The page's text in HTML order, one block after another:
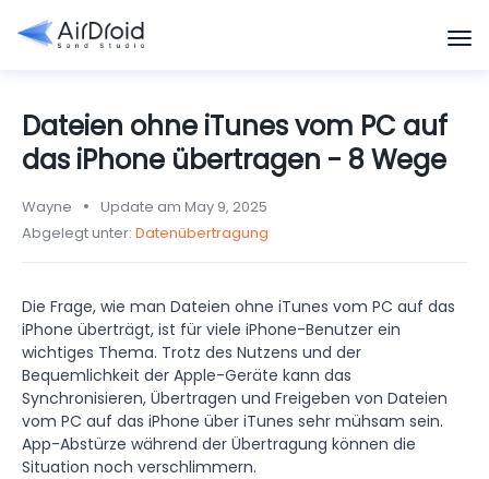
Dateien ohne iTunes vom PC auf
das iPhone übertragen - 8 Wege
Wayne
Update am May 9, 2025
Abgelegt unter: Datenübertragung
Die Frage, wie man Dateien ohne iTunes vom PC auf das
iPhone überträgt, ist für viele iPhone-Benutzer ein
wichtiges Thema. Trotz des Nutzens und der
Bequemlichkeit der Apple-Geräte kann das
Synchronisieren, Übertragen und Freigeben von Dateien
vom PC auf das iPhone über iTunes sehr mühsam sein.
App-Abstürze während der Übertragung können die
Situation noch verschlimmern.